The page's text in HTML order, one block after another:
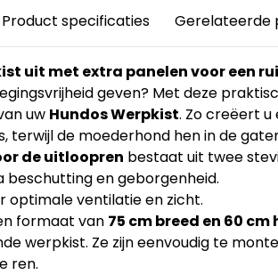
Product specificaties Gerelateerde
uit met extra panelen voor een
geven? Met deze
uw Hundos Werpkist. Zo creëert
terwijl de moederhond hen in de
de uitloopren bestaat uit twee
beschutting en geborgenheid.
optimale ventilatie en zicht.
formaat van 75 cm breed en 60 cm
werpkist. Ze zijn eenvoudig te
ren.